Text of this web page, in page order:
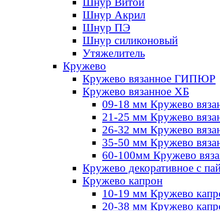
Шнур Акрил
Шнур ПЭ
Шнур силиконовый
Утяжелитель
Кружево
Кружево вязанное ГИПЮР
Кружево вязанное ХБ
09-18 мм Кружево
21-25 мм Кружево
26-32 мм Кружево
35-50 мм Кружево
60-100мм Кружево
Кружево декоративное с
Кружево капрон
10-19 мм Кружево
20-38 мм Кружево